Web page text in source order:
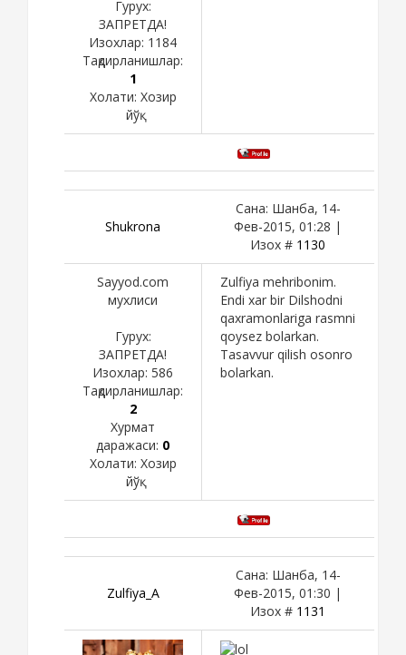
Гурух:
ЗАПРЕТДА!
Изохлар: 1184
Тақдирланишлар:
1
Холати: Хозир
йўқ
Shukronа
Сана: Шанба, 14-
Фев-2015, 01:28 |
Изох # 1130
Sayyod.com
мухлиси
Гурух:
ЗАПРЕТДА!
Изохлар: 586
Тақдирланишлар:
2
Хурмат
даражаси: 0
Холати: Хозир
йўқ
Zulfiya mehribonim.
Endi xar bir Dilshodni
qaxramonlariga rasmni
qoysez bolarkan.
Tasavvur qilish osonro
bolarkan.
Zulfiya_A
Сана: Шанба, 14-
Фев-2015, 01:30 |
Изох # 1131